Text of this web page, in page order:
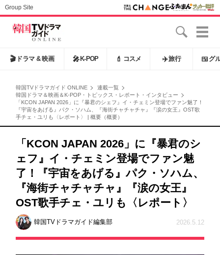
Group Site
🎬 ドラマ & 映画 🎤 K-POP 💄 コスメ ✈️旅行 🍱 グ
韓国TVドラマガイド ONLINE
連載一覧
韓国ドラマ＆映画＆K-POP・トピックス・レポート・インタビュー
「KCON JAPAN 2026」に『暴君のシェフ』イ・チェミン登場でファン魅了！
『宇宙をあげる』パク・ソハム、『海街チャチャチャ』『涙の女王』OST歌
手チェ・ユリも〈レポート〉 | 概要（概要）
「KCON JAPAN 2026」に『暴君のシ
ェフ』イ・チェミン登場でファン魅
了！『宇宙をあげる』パク・ソハム、
『海街チャチャチャ』『涙の女王』
OST歌手チェ・ユリも〈レポート〉
韓国TVドラマガイド編集部 2026.5.12